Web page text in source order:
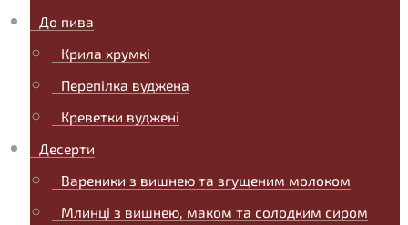
До пива
Крила хрумкі
Перепілка вуджена
Креветки вуджені
Десерти
Вареники з вишнею та згущеним молоком
Млинці з вишнею, маком та солодким сиром